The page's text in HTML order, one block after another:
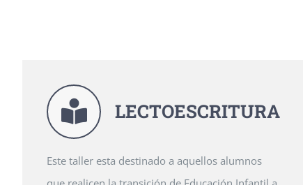
LECTOESCRITURA
Este taller esta destinado a aquellos alumnos